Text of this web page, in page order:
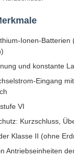
Ionen-Batterien
und konstante
Eingang
VI
Kurzschluss,
Klasse II (ohne
Antriebseinheiten